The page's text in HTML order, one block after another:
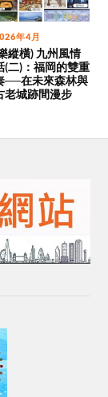
年4月
縱橫) 九州風情
(二)：福岡的雙重
──在未來森林與
老城跡間漫步